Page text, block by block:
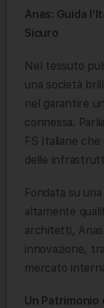
Anas: Guida
Sicuro
Nel tessuto
una società
nel garantire
connessa.
FS Italiane che
delle
Fondata su
altamente
architetti,
innovazione,
mercato
Un Patrimonio